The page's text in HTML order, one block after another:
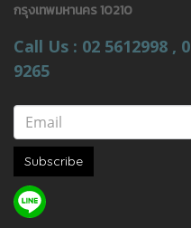
กรุงเทพมหานคร 10210
Call Us : 02 5612998 ,
9265
Subscribe